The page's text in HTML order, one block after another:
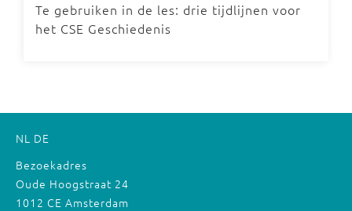
Te gebruiken in de les: drie tijdlijnen voor
het CSE Geschiedenis
NL DE
Bezoekadres
Oude Hoogstraat 24
1012 CE Amsterdam